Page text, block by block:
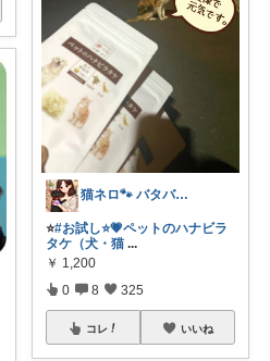
猫ネロ🐾 バタバタで🙏中々来れないの
⭐#お試し⭐💗ペットのハナビラ
タケ（犬・猫 ...
￥ 1,200
0 8 325
コレ いいね